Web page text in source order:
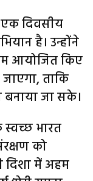
एक दिवसीय
है। उन्होंने
आयोजित किए
ताकि
जा सके।
भारत
को
दिशा में अहम